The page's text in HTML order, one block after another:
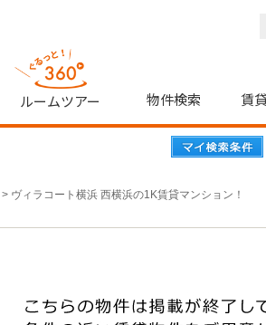
ルームツアー 物件検索 賃
> ヴィラコート横浜 西横浜の1K賃貸マンション！